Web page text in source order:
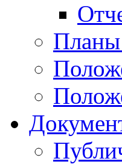
Планы